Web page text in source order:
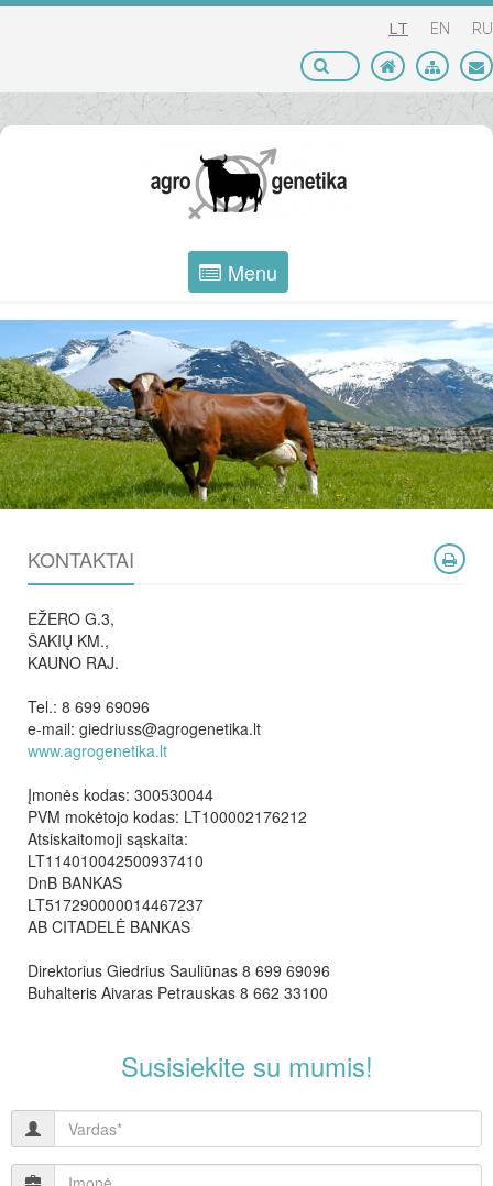
LT EN RU
Menu
KONTAKTAI
EŽERO G.3,
ŠAKIŲ KM.,
KAUNO RAJ.
Tel.: 8 699 69096
e-mail: giedriuss@agrogenetika.lt
www.agrogenetika.lt
Įmonės kodas: 300530044
PVM mokėtojo kodas: LT100002176212
Atsiskaitomoji sąskaita:
LT114010042500937410
DnB BANKAS
LT517290000014467237
AB CITADELĖ BANKAS
Direktorius Giedrius Sauliūnas 8 699 69096
Buhalteris Aivaras Petrauskas 8 662 33100
Susisiekite su mumis!